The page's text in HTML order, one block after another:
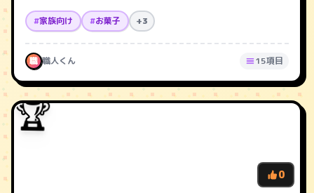
#家族向け #お菓子 +3
職 職人くん 15項目
🏆
0